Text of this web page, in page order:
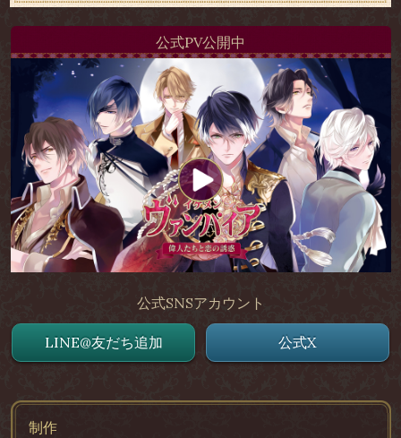
公式PV公開中
公式SNSアカウント
LINE@友だち追加 公式X
制作